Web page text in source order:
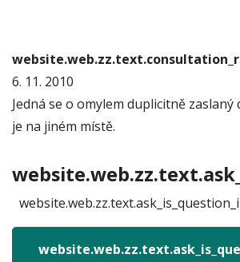
6. 11. 2010
Jedná se o omylem duplicitně
je na jiném místě.